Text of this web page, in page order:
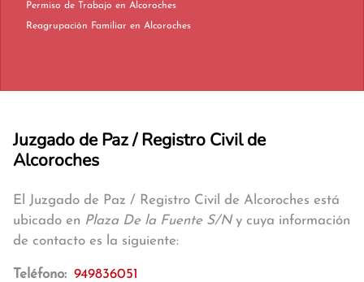
Permiso de Trabajo en Alcoroches
Reagrupación Familiar en Alcoroches
Juzgado de Paz / Registro Civil de
Alcoroches
El Juzgado de Paz / Registro Civil de Alcoroches está
ubicado en Plaza De la Fuente S/Ny cuya información
de contacto es la siguiente:
Teléfono: 949836051